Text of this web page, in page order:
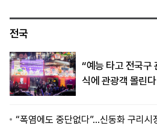
전국
“예능 타고 전국구
식에 관광객 몰린다
“폭염에도 중단없다”…신동화 구리시